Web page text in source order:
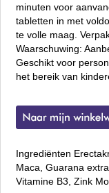
minuten voor
tabletten in met
te volle maag.
Waarschuwing:
Geschikt voor
het bereik van
Ingrediënten
Maca, Guarana
Vitamine B3, Zink